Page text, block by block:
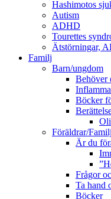
Hashimotos
Autism
ADHD
Tourettes
Ätstörningar,
Familj
Barn/ungdom
Behöver
Böcker
Föräldrar/Familj
Är du
Frågor
Ta hand
Böcker